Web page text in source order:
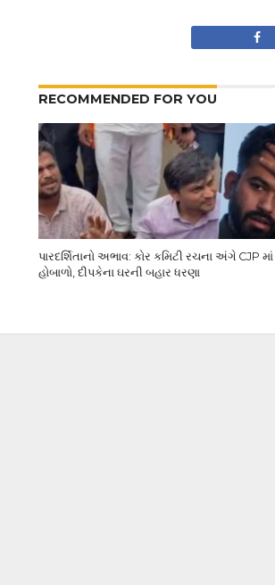
RECOMMENDED FOR YOU
પારદર્શિતાનો અભાવ: કોર કમિટી રચના અંગે CJP માં
હોબાળો, દીપકેના ઘરની બહાર ધરણા